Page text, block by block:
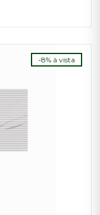
-8% à vista